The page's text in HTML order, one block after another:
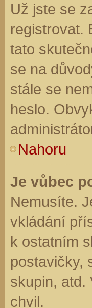
Už jste se
registrovat.
tato
se na
stále se
heslo.
Nahoru
Je vůbec
Nemusíte.
vkládání
k ostatním
postavičky,
skupin, atd.
chvil.